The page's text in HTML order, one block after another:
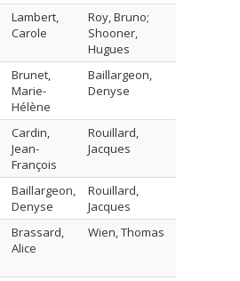
Lambert,
Carole
Roy, Bruno;
Shooner,
Hugues
Brunet,
Marie-
Hélène
Baillargeon,
Denyse
Cardin,
Jean-
François
Rouillard,
Jacques
Baillargeon,
Denyse
Rouillard,
Jacques
Brassard,
Alice
Wien, Thomas